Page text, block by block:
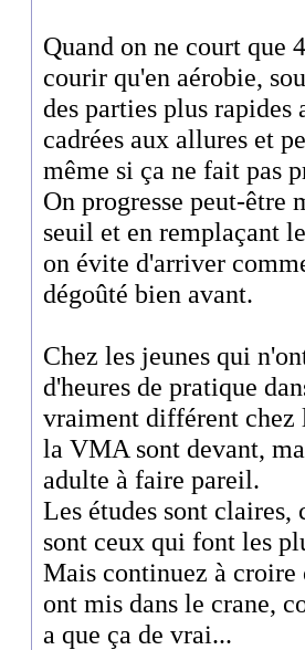
Quand on ne court que
courir qu'en aérobie,
des parties plus
cadrées aux allures et
même si ça ne fait pas
On progresse peut-être
seuil et en remplaçant
on évite d'arriver
dégoûté bien avant.
Chez les jeunes qui
d'heures de pratique
vraiment différent chez
la VMA sont devant,
adulte à faire pareil.
Les études sont claires,
sont ceux qui font les
Mais continuez à croire
ont mis dans le crane,
a que ça de vrai...